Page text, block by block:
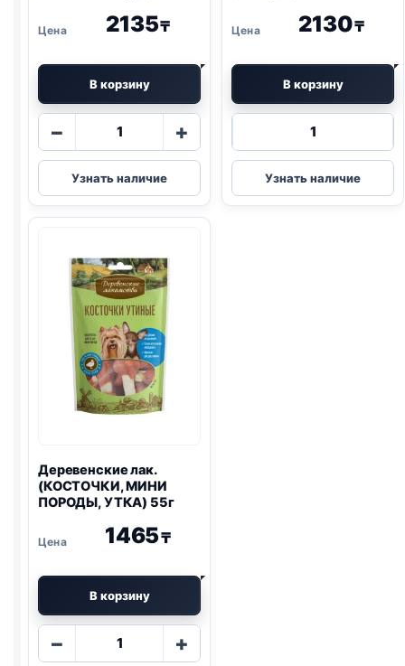
2135₸
В корзину
−
Количество
Деревенские
лак.
(ДРЕССУРА,
ЧИА)
90г
+
Узнать наличие
2130₸
В корзину
Количество
Деревенские
лак.
(КАЛЬЦИЙ,
Узнать наличие
Деревенские лак.
(КОСТОЧКИ, МИНИ
ПОРОДЫ, УТКА) 55г
1465₸
В корзину
−
Количество
+